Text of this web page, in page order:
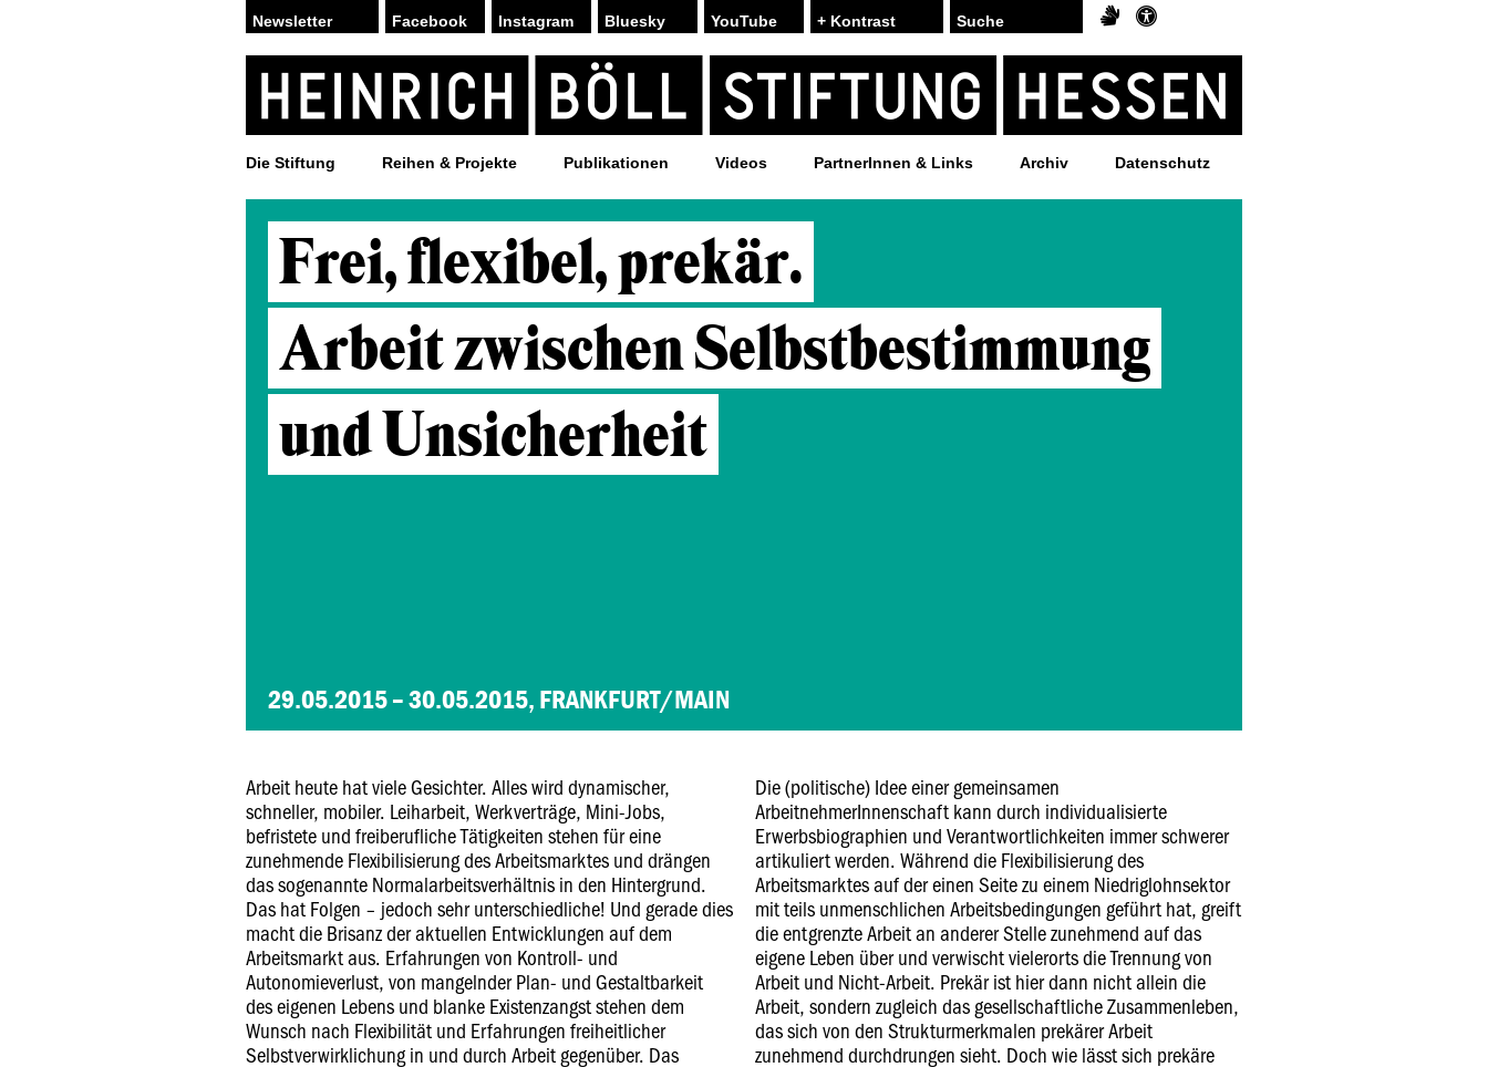
Facebook Instagram Bluesky YouTube + Kontrast
Die Stiftung Reihen & Projekte Publikationen Videos PartnerInnen & Links Archiv Datenschutz
Frei, flexibel, prekär.
Arbeit zwischen Selbstbestimmung
und Unsicherheit
29.05.2015 – 30.05.2015, FRANKFURT/MAIN
Arbeit heute hat viele Gesichter. Alles wird dynamischer,
schneller, mobiler. Leiharbeit, Werkverträge, Mini-Jobs,
befristete und freiberufliche Tätigkeiten stehen für eine
zunehmende Flexibilisierung des Arbeitsmarktes und drängen
das sogenannte Normalarbeitsverhältnis in den Hintergrund.
Das hat Folgen – jedoch sehr unterschiedliche! Und gerade dies
macht die Brisanz der aktuellen Entwicklungen auf dem
Arbeitsmarkt aus. Erfahrungen von Kontroll- und
Autonomieverlust, von mangelnder Plan- und Gestaltbarkeit
des eigenen Lebens und blanke Existenzangst stehen dem
Wunsch nach Flexibilität und Erfahrungen freiheitlicher
Selbstverwirklichung in und durch Arbeit gegenüber. Das
Die (politische) Idee einer gemeinsamen
ArbeitnehmerInnenschaft kann durch individualisierte
Erwerbsbiographien und Verantwortlichkeiten immer schwerer
artikuliert werden. Während die Flexibilisierung des
Arbeitsmarktes auf der einen Seite zu einem Niedriglohnsektor
mit teils unmenschlichen Arbeitsbedingungen geführt hat, greift
die entgrenzte Arbeit an anderer Stelle zunehmend auf das
eigene Leben über und verwischt vielerorts die Trennung von
Arbeit und Nicht-Arbeit. Prekär ist hier dann nicht allein die
Arbeit, sondern zugleich das gesellschaftliche Zusammenleben,
das sich von den Strukturmerkmalen prekärer Arbeit
zunehmend durchdrungen sieht. Doch wie lässt sich prekäre